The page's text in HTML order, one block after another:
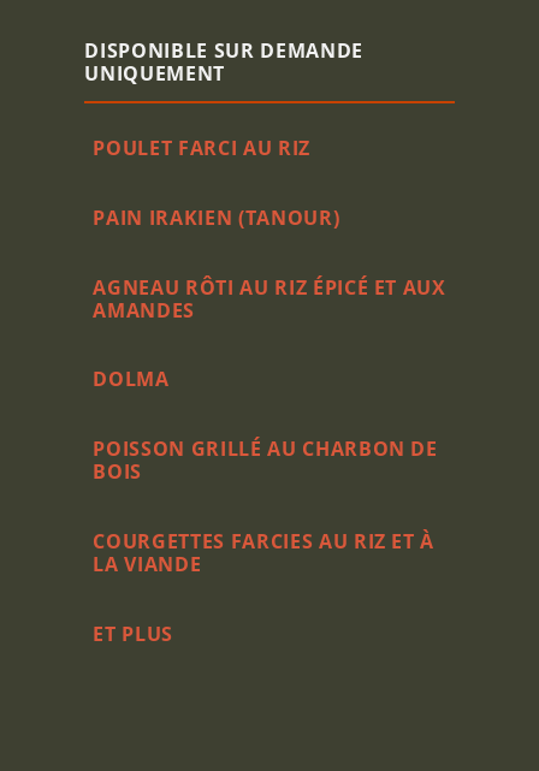
DISPONIBLE SUR DEMANDE
UNIQUEMENT
POULET FARCI AU RIZ
PAIN IRAKIEN (TANOUR)
AGNEAU RÔTI AU RIZ ÉPICÉ ET AUX
AMANDES
DOLMA
POISSON GRILLÉ AU CHARBON DE
BOIS
COURGETTES FARCIES AU RIZ ET À
LA VIANDE
ET PLUS